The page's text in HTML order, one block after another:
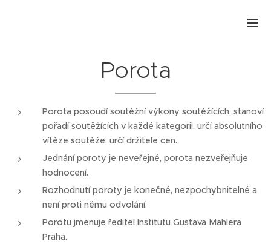
Porota
Porota posoudí soutěžní výkony soutěžících, stanoví
pořadí soutěžících v každé kategorii, určí absolutního
vítěze soutěže, určí držitele cen.
Jednání poroty je neveřejné, porota nezveřejňuje
hodnocení.
Rozhodnutí poroty je konečné, nezpochybnitelné a
není proti němu odvolání.
Porotu jmenuje ředitel Institutu Gustava Mahlera
Praha.